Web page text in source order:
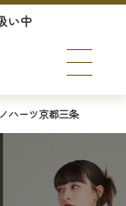
い中
ハーツ京都三条